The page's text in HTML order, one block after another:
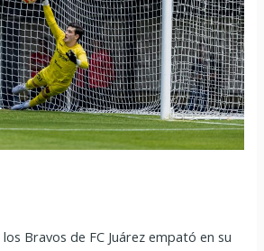
Bravos de FC Juárez empató en su